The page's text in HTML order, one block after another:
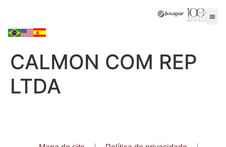
CALMON COM REP
LTDA